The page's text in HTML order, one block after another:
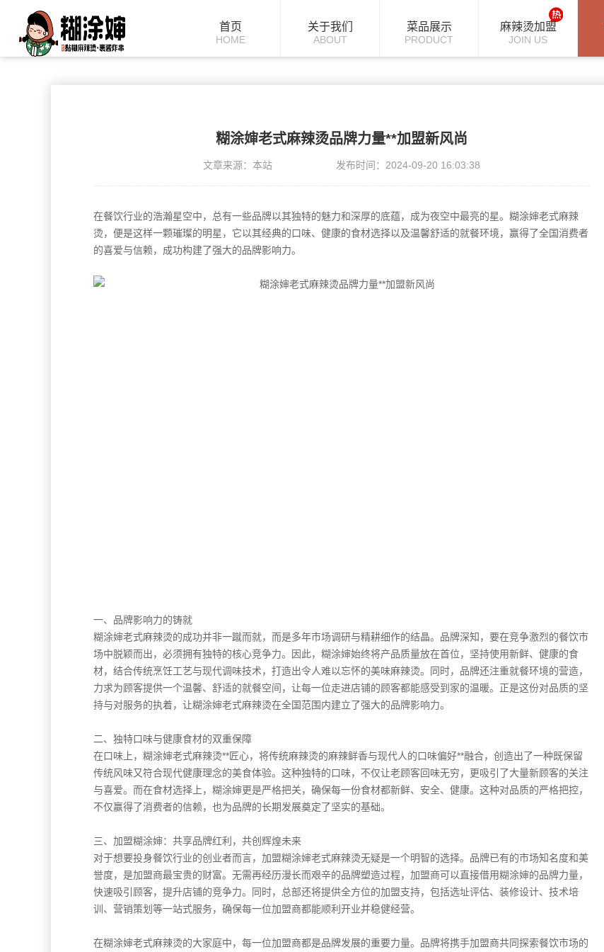
首页
HOME
关于我们
ABOUT
菜品展示
PRODUCT
麻辣烫加盟
JOIN US
糊涂婶老式麻辣烫品牌力量**加盟新风尚
文章来源：本站 发布时间：2024-09-20 16:03:38
在餐饮行业的浩瀚星空中，总有一些品牌以其独特的魅力和深厚的底蕴，成为夜空中最亮的星。糊涂婶老式麻辣
烫，便是这样一颗璀璨的明星，它以其经典的口味、健康的食材选择以及温馨舒适的就餐环境，赢得了全国消费者
的喜爱与信赖，成功构建了强大的品牌影响力。
一、品牌影响力的铸就
糊涂婶老式麻辣烫的成功并非一蹴而就，而是多年市场调研与精耕细作的结晶。品牌深知，要在竞争激烈的餐饮市
场中脱颖而出，必须拥有独特的核心竞争力。因此，糊涂婶始终将产品质量放在首位，坚持使用新鲜、健康的食
材，结合传统烹饪工艺与现代调味技术，打造出令人难以忘怀的美味麻辣烫。同时，品牌还注重就餐环境的营造，
力求为顾客提供一个温馨、舒适的就餐空间，让每一位走进店铺的顾客都能感受到家的温暖。正是这份对品质的坚
持与对服务的执着，让糊涂婶老式麻辣烫在全国范围内建立了强大的品牌影响力。
二、独特口味与健康食材的双重保障
在口味上，糊涂婶老式麻辣烫**匠心，将传统麻辣烫的麻辣鲜香与现代人的口味偏好**融合，创造出了一种既保留
传统风味又符合现代健康理念的美食体验。这种独特的口味，不仅让老顾客回味无穷，更吸引了大量新顾客的关注
与喜爱。而在食材选择上，糊涂婶更是严格把关，确保每一份食材都新鲜、安全、健康。这种对品质的严格把控，
不仅赢得了消费者的信赖，也为品牌的长期发展奠定了坚实的基础。
三、加盟糊涂婶：共享品牌红利，共创辉煌未来
对于想要投身餐饮行业的创业者而言，加盟糊涂婶老式麻辣烫无疑是一个明智的选择。品牌已有的市场知名度和美
誉度，是加盟商最宝贵的财富。无需再经历漫长而艰辛的品牌塑造过程，加盟商可以直接借用糊涂婶的品牌力量，
快速吸引顾客，提升店铺的竞争力。同时，总部还将提供全方位的加盟支持，包括选址评估、装修设计、技术培
训、营销策划等一站式服务，确保每一位加盟商都能顺利开业并稳健经营。
在糊涂婶老式麻辣烫的大家庭中，每一位加盟商都是品牌发展的重要力量。品牌将携手加盟商共同探索餐饮市场的